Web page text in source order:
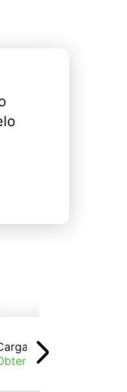
de trem
ofertas